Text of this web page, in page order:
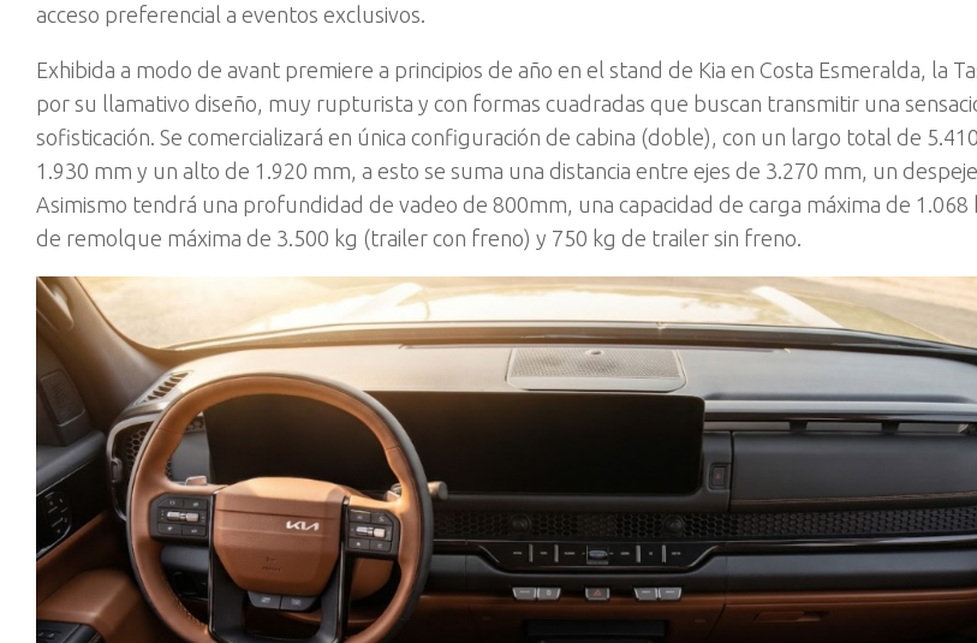
acceso preferencial a eventos exclusivos.
Exhibida a modo de avant premiere a principios de año en el stand de Kia en Costa Esmeralda, la
por su llamativo diseño, muy rupturista y con formas cuadradas que buscan transmitir una
sofisticación. Se comercializará en única configuración de cabina (doble), con un largo total de
1.930 mm y un alto de 1.920 mm, a esto se suma una distancia entre ejes de 3.270 mm, un
Asimismo tendrá una profundidad de vadeo de 800mm, una capacidad de carga máxima de 1.068
de remolque máxima de 3.500 kg (trailer con freno) y 750 kg de trailer sin freno.